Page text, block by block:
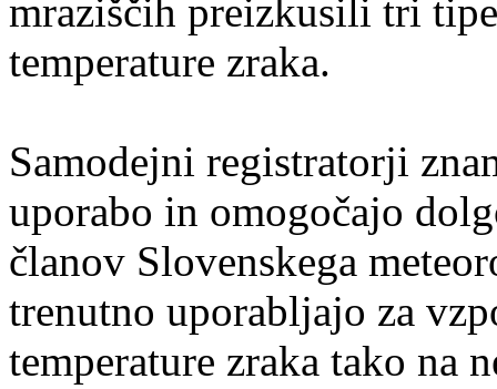
mraziščih preizkusili tri
temperature zraka.
Samodejni registratorji
uporabo in omogočajo
članov Slovenskega
trenutno uporabljajo za
temperature zraka tako na